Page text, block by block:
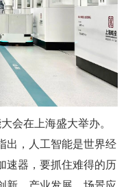
会在上海盛大举办。
出，人工智能是世界经
速器，要抓住难得的历